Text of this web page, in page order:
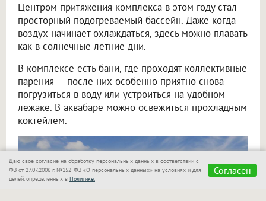
Центром притяжения комплекса в этом году стал
просторный подогреваемый бассейн. Даже когда
воздух начинает охлаждаться, здесь можно плавать
как в солнечные летние дни.
В комплексе есть бани, где проходят коллективные
парения — после них особенно приятно снова
погрузиться в воду или устроиться на удобном
лежаке. В аквабаре можно освежиться прохладным
коктейлем.
Даю своё согласие на обработку персональных данных в соответствии с
ФЗ от 27.07.2006 г. №152-ФЗ «О персональных данных» на условиях и для
целей, определённых в Политике.
Согласен